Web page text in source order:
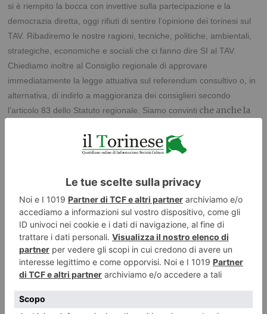
si è riempito la bocca con invettive sulla partecipazione e la
democrazia diretta, oggi rifiuti di sentire l’opinione dei torinesi sul
TAV. Ribadiremo le nostre ragioni, tecniche, politiche, ambientali,
strategiche, economiche e sociali che ci fanno dire SI al TAV.
Chiediamo inoltre al Consiglio regionale di approvare
immediatamente la legge attuativa sul referendum consultivo o, in
alternativa, di indirlo a maggioranza dei consiglieri secondo
l’articolo 83 dello Statuto regionale. Siamo convinti che anche la
consultazione popolare”.
(Coordinatore gruppo +Europa Torino)
La danza dei due Mattei
PUBBLICATO IL 24 FEBBRAIO 2019 POLITICA
Non si
il potenziale elettore pro Tav di Matteo Salvini. Un’ altra